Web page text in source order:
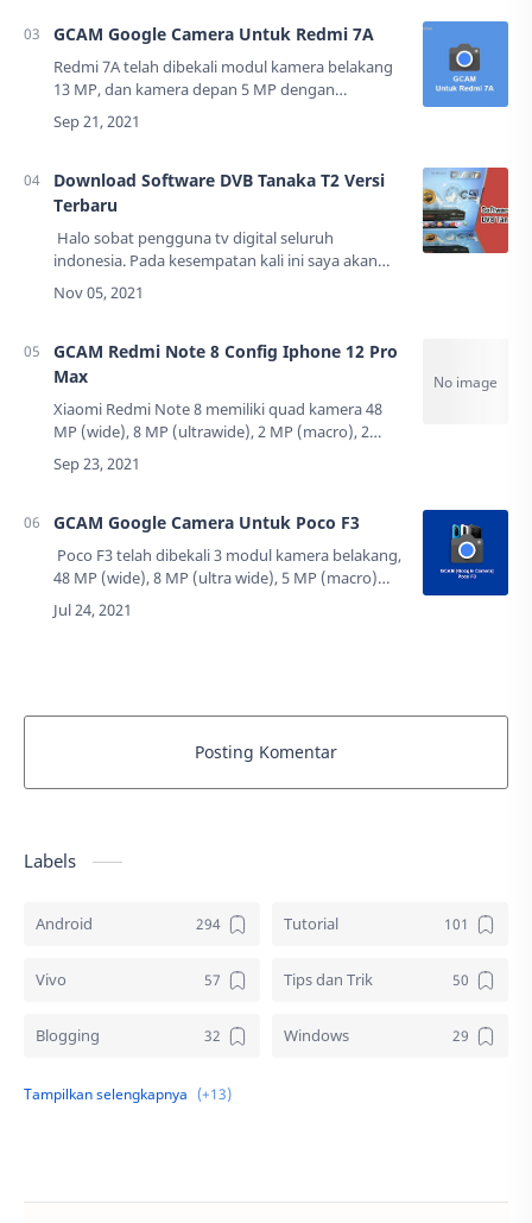
GCAM Google Camera Untuk Redmi 7A
Redmi 7A telah dibekali modul kamera belakang
13 MP, dan kamera depan 5 MP dengan
dilengkapi fitur HDR. Ponsel ini memiliki kualitas
kamera yang menurut saya sudah cukup bagus…
Download Software DVB Tanaka T2 Versi
Terbaru
Halo sobat pengguna tv digital seluruh
indonesia. Pada kesempatan kali ini saya akan
memberikan informasi tentang Software terbaru
untuk Set Top Box DVB Tanaka T2. Update sof…
GCAM Redmi Note 8 Config Iphone 12 Pro
Max
Xiaomi Redmi Note 8 memiliki quad kamera 48
MP (wide), 8 MP (ultrawide), 2 MP (macro), 2
MP(depth), dan kamera depan 13 MP dengan
dilengkapi fitur HDR Panorama. Ponsel ini
GCAM Google Camera Untuk Poco F3
Poco F3 telah dibekali 3 modul kamera belakang,
48 MP (wide), 8 MP (ultra wide), 5 MP (macro)
dan kamera depan 20 MP (wide) dengan
dilengkapi fitur HDR, Panorama. Ponsel…
Posting Komentar
Labels
Android Tutorial
Vivo Tips dan Trik
Blogging Windows
Download
Sosial media Samsung